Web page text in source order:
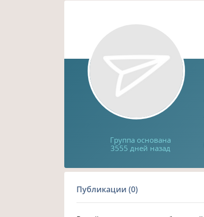
Группа основана
3555 дней назад
Публикации (0)